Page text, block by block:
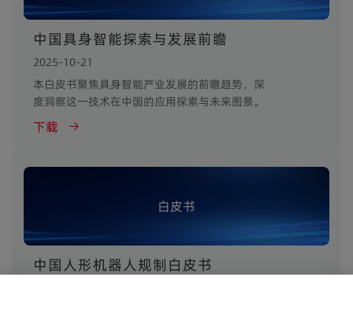
中国具身智能探索与发展前瞻
2025-10-21
本白皮书聚焦具身智能产业发展的前瞻趋势，深
度洞察这一技术在中国的应用探索与未来图景。
下载
白皮书
中国人形机器人规制白皮书